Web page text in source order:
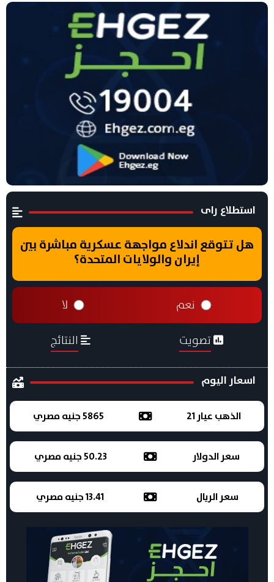
استطلاع راى
هل تتوقع اندلاع مواجهة عسكرية مباشرة بين
إيران والولايات المتحدة؟
نعم لا
تصويت النتائج
اسعار اليوم
الذهب عيار 21 5865 جنيه مصري
سعر الدولار 50.23 جنيه مصري
سعر الريال 13.41 جنيه مصري